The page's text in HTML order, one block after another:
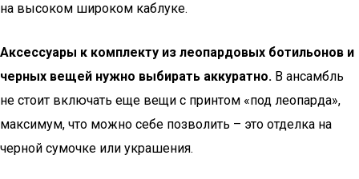
на высоком широком каблуке.
Аксессуары к комплекту из леопардовых ботильонов и
черных вещей нужно выбирать аккуратно. В ансамбль
не стоит включать еще вещи с принтом «под леопарда»,
максимум, что можно себе позволить – это отделка на
черной сумочке или украшения.